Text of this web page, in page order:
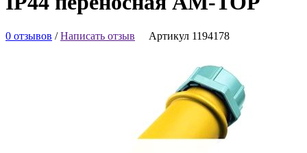
0 отзывов /Написать отзыв Артикул 1194178